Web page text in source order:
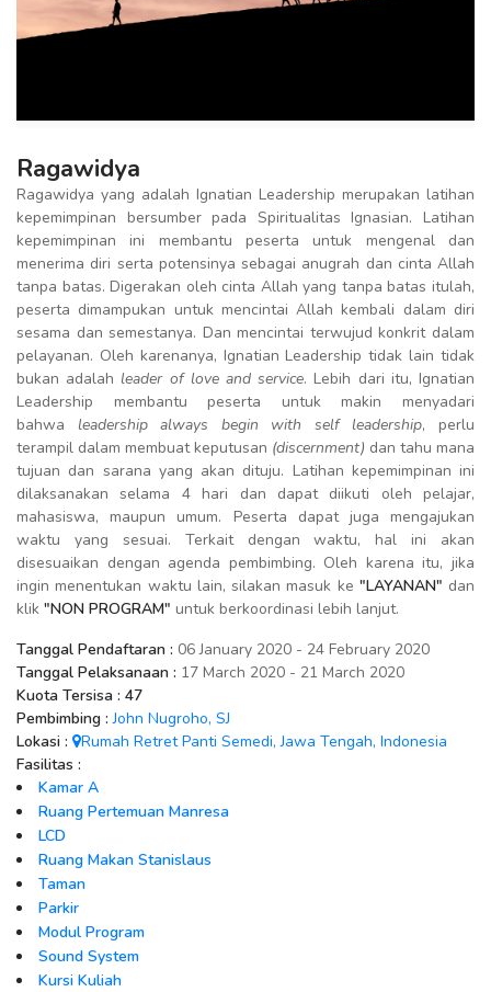
Ragawidya
Ragawidya yang adalah Ignatian Leadership merupakan latihan
kepemimpinan bersumber pada Spiritualitas Ignasian. Latihan
kepemimpinan ini membantu peserta untuk mengenal dan
menerima diri serta potensinya sebagai anugrah dan cinta Allah
tanpa batas. Digerakan oleh cinta Allah yang tanpa batas itulah,
peserta dimampukan untuk mencintai Allah kembali dalam diri
sesama dan semestanya. Dan mencintai terwujud konkrit dalam
pelayanan. Oleh karenanya, Ignatian Leadership tidak lain tidak
bukan adalah leader of love and service. Lebih dari itu, Ignatian
Leadership membantu peserta untuk makin menyadari
bahwa leadership always begin with self leadership, perlu
terampil dalam membuat keputusan (discernment) dan tahu mana
tujuan dan sarana yang akan dituju. Latihan kepemimpinan ini
dilaksanakan selama 4 hari dan dapat diikuti oleh pelajar,
mahasiswa, maupun umum. Peserta dapat juga mengajukan
waktu yang sesuai. Terkait dengan waktu, hal ini akan
disesuaikan dengan agenda pembimbing. Oleh karena itu, jika
ingin menentukan waktu lain, silakan masuk ke "LAYANAN" dan
klik "NON PROGRAM" untuk berkoordinasi lebih lanjut.
Tanggal Pendaftaran : 06 January 2020 - 24 February 2020
Tanggal Pelaksanaan : 17 March 2020 - 21 March 2020
Kuota Tersisa : 47
Pembimbing : John Nugroho, SJ
Lokasi :
Rumah Retret Panti Semedi, Jawa Tengah, Indonesia
Fasilitas :
Kamar A
Ruang Pertemuan Manresa
LCD
Ruang Makan Stanislaus
Taman
Parkir
Modul Program
Sound System
Kursi Kuliah